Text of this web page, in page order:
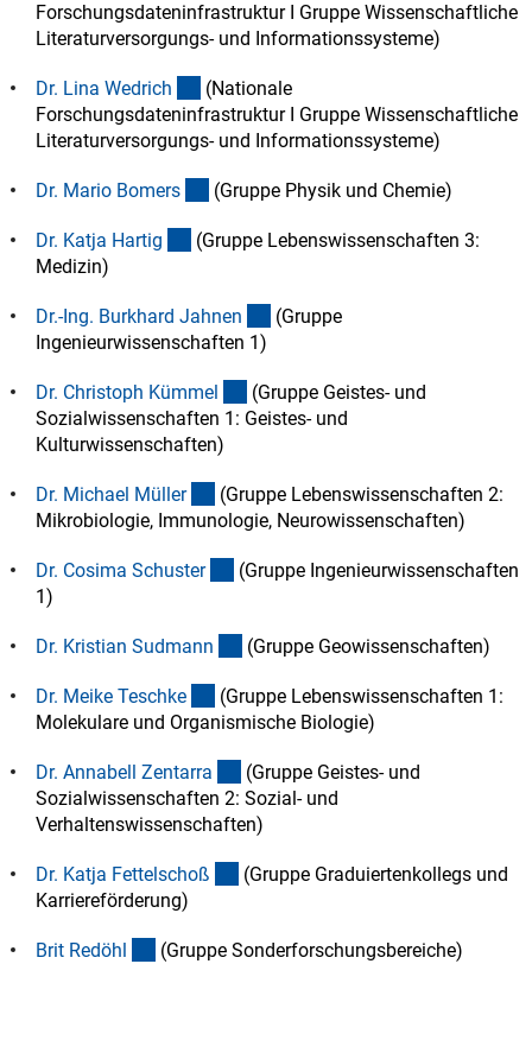
Forschungsdateninfrastruktur I Gruppe Wissenschaftliche
Literaturversorgungs- und Informationssysteme)
Dr. Lina Wedrich (externer Link)
(Nationale
Forschungsdateninfrastruktur I Gruppe Wissenschaftliche
Literaturversorgungs- und Informationssysteme)
Dr. Mario Bomers (externer Link)
(Gruppe Physik und Chemie)
Dr. Katja Hartig (externer Link)
(Gruppe Lebenswissenschaften 3:
Medizin)
Dr.-Ing. Burkhard Jahnen (externer Link)
(Gruppe
Ingenieurwissenschaften 1)
Dr. Christoph Kümme (externer Link)
(Gruppe Geistes- und
Sozialwissenschaften 1: Geistes- und
Kulturwissenschaften)
Dr. Michael Müller (externer Link)
(Gruppe Lebenswissenschaften 2:
Mikrobiologie, Immunologie, Neurowissenschaften)
Dr. Cosima Schuster (externer Link)
(Gruppe Ingenieurwissenschaften
1)
Dr. Kristian Sudmann (externer Link)
(Gruppe Geowissenschaften)
Dr. Meike Teschke (externer Link)
(Gruppe Lebenswissenschaften 1:
Molekulare und Organismische Biologie)
Dr. Annabell Zentarra (externer Link)
(Gruppe Geistes- und
Sozialwissenschaften 2: Sozial- und
Verhaltenswissenschaften)
Dr. Katja Fettelschoß (externer Link)
(Gruppe Graduiertenkollegs und
Karriereförderung)
Brit Redöh (externer Link)
(Gruppe Sonderforschungsbereiche)